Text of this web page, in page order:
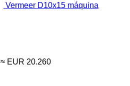
Vermeer D10x15 máquina
≈ EUR 20.260